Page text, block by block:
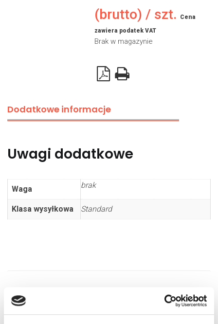
(brutto) / szt.
Cena
zawiera podatek VAT
Brak w magazynie
Dodatkowe informacje
Uwagi dodatkowe
Waga brak
Klasa wysyłkowa Standard